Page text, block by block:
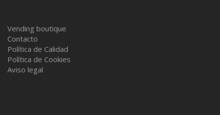
Vending boutique
Contacto
Política de Calidad
Política de Cookies
Aviso legal